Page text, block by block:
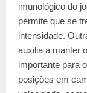
imunológico do
permite que se
intensidade.
auxilia a manter
importante para
posições em